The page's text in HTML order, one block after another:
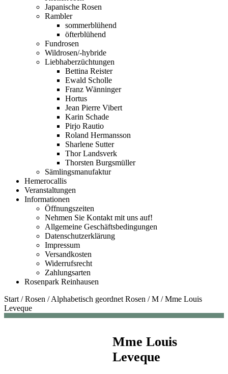
Japanische Rosen
Rambler
sommerblühend
öfterblühend
Fundrosen
Wildrosen/-hybride
Liebhaberzüchtungen
Bettina Reister
Ewald Scholle
Franz Wänninger
Hortus
Jean Pierre Vibert
Karin Schade
Pirjo Rautio
Roland Hermansson
Sharlene Sutter
Thor Landsverk
Thorsten Burgsmüller
Sämlingsmanufaktur
Hemerocallis
Veranstaltungen
Informationen
Öffnungszeiten
Nehmen Sie Kontakt mit uns auf!
Allgemeine Geschäftsbedingungen
Datenschutzerklärung
Impressum
Versandkosten
Widerrufsrecht
Zahlungsarten
Rosenpark Reinhausen
Start /Rosen /Alphabetisch geordnet Rosen /M /Mme Louis
Leveque
Mme Louis
Leveque